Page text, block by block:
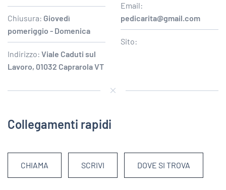
Chiusura: Giovedì
pomeriggio - Domenica
Indirizzo: Viale Caduti sul
Lavoro, 01032 Caprarola VT
Email:
pedicarita@gmail.com
Sito:
Collegamenti rapidi
CHIAMA SCRIVI DOVE SI TROVA